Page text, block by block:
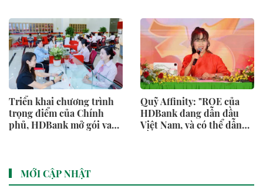
trung tâm quốc tế Global
Gate, Hà Nội
Triển khai chương trình
trọng điểm của Chính
phủ, HDBank mở gói vay
Quỹ Affinity: "ROE của
HDBank đang dẫn đầu
Việt Nam, và có thể dẫn
MỚI CẬP NHẬT